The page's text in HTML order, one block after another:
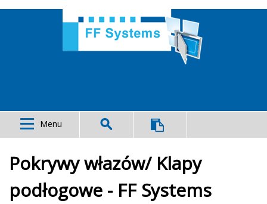
Menu
Pokrywy włazów/ Klapy
podłogowe - FF Systems